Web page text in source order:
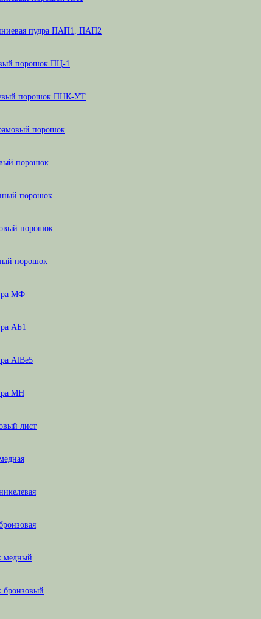
пудра ПАП1, ПАП2
порошок ПЦ-1
порошок ПНК-УТ
порошок
порошок
порошок
порошок
порошок
МФ
АБ1
AlBe5
МН
лист
медный
бронзовый